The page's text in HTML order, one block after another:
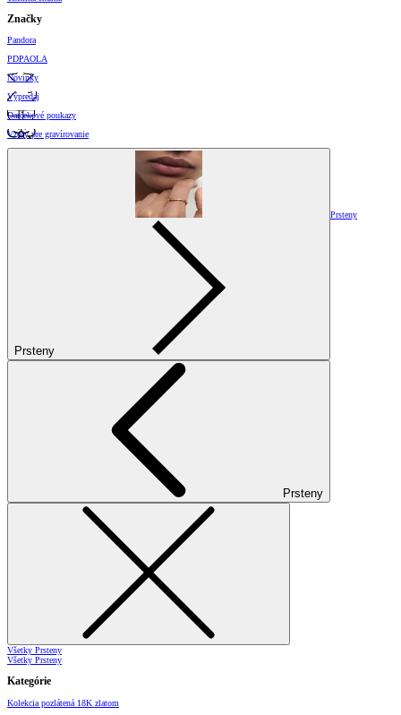
Značky
Pandora
PDPAOLA
Novinky
Výpredaj
Darčekové poukazy
Vzory pre gravírovanie
Prsteny
Prsteny
Prsteny
Všetky Prsteny
Všetky Prsteny
Kategórie
Kolekcia pozlátená 18K zlatom